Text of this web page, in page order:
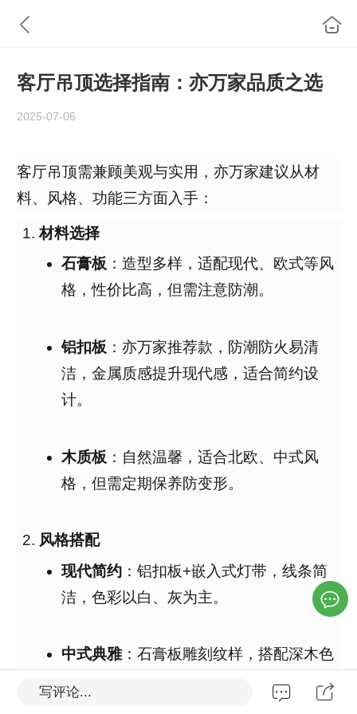
客厅吊顶选择指南：亦万家品质之选
2025-07-06
客厅吊顶需兼顾美观与实用，亦万家建议从材
料、风格、功能三方面入手：
材料选择
石膏板：造型多样，适配现代、欧式等风
格，性价比高，但需注意防潮。
铝扣板 ：亦万家推荐款，防潮防火易清
洁，金属质感提升现代感，适合简约设
计。
木质板 ：自然温馨，适合北欧、中式风
格，但需定期保养防变形。
风格搭配
现代简约：铝扣板+嵌入式灯带，线条简
洁，色彩以白、灰为主。
中式典雅：石膏板雕刻纹样，搭配深木色
写评论...